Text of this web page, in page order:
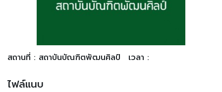
สถานที่ : สถาบันบัณฑิตพัฒนศิลป์ เวลา :
ไฟล์แนบ